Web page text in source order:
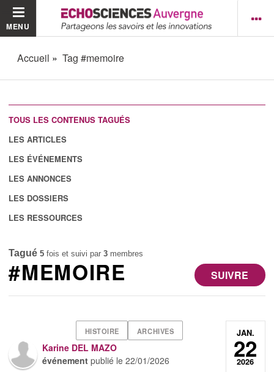
MENU
Accueil Tag #memoire
TOUS LES CONTENUS TAGUÉS
LES ARTICLES
LES ÉVÉNEMENTS
LES ANNONCES
LES DOSSIERS
LES RESSOURCES
Tagué 5 fois et suivi par3 membres
SUIVRE
#MEMOIRE
HISTOIRE ARCHIVES
Karine DEL MAZO
événement publié le22/01/2026
JAN.
22
2026